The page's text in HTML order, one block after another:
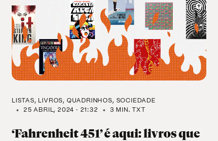
LISTAS LIVROS QUADRINHOS SOCIEDADE
25 ABRIL, 2024 · 21:32
3 MIN. TXT
‘Fahrenheit 451’ é aqui: livros que